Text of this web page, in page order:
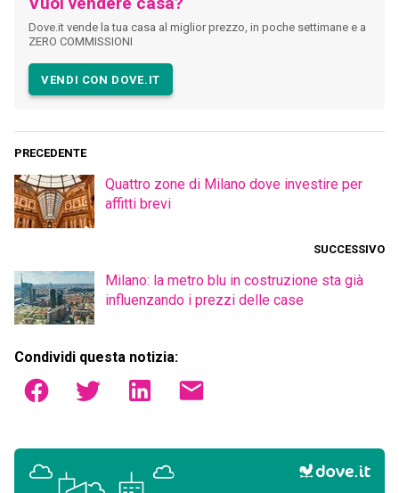
Dove.it vende la tua casa al miglior prezzo, in poche settimane e a
ZERO COMMISSIONI
VENDI CON DOVE.IT
PRECEDENTE
Quattro zone di Milano dove investire per
affitti brevi
SUCCESSIVO
Milano: la metro blu in costruzione sta già
influenzando i prezzi delle case
Condividi questa notizia: